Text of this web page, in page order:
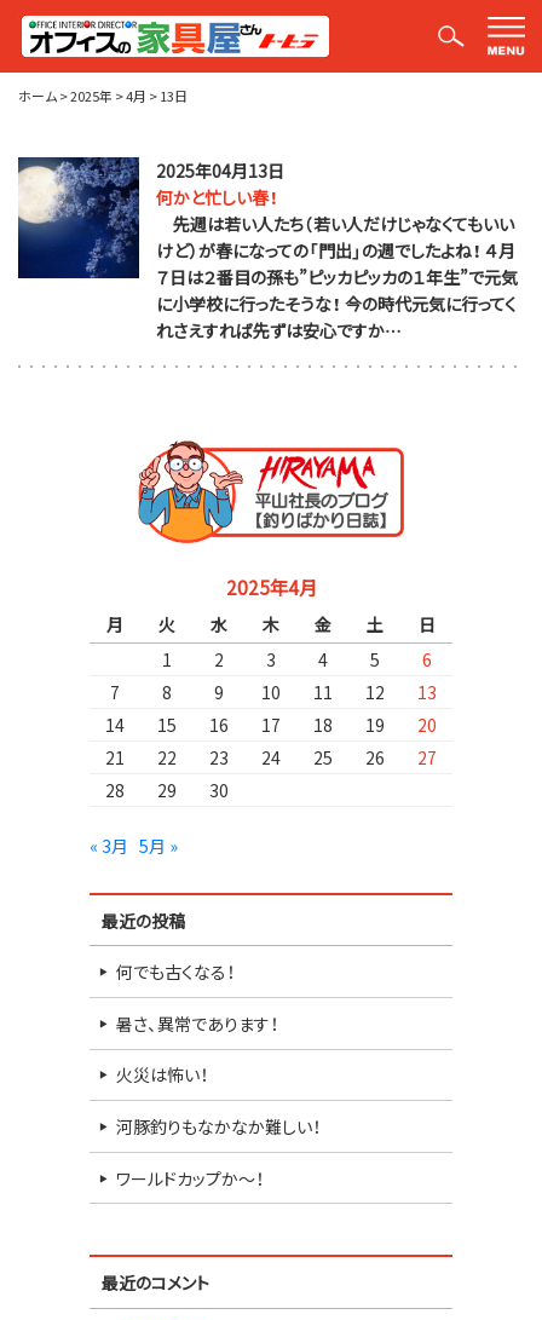
平山社長のブログ【釣りばかり日誌】
ホーム>2025年 >4月 >13日
2025年04月13日
何かと忙しい春！
先週は若い人たち（若い人だけじゃなくてもいい
けど）が春になっての「門出」の週でしたよね！ ４月
７日は２番目の孫も”ピッカピッカの１年生”で元気
に小学校に行ったそうな！ 今の時代元気に行ってく
れさえすれば先ずは安心ですか…
2025年4月
月 火 水 木 金 土
日
1
2 3 4 5
6
7
8 9 10 11 12
13
14
15 16 17 18 19
20
21
22 23 24 25 26
27
28
29 30
« 3月 5月 »
最近の投稿
何でも古くなる！
暑さ、異常であります！
火災は怖い！
河豚釣りもなかなか難しい！
ワールドカップか～！
最近のコメント